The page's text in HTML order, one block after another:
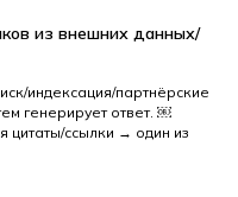
из внешних данных/
индексация/партнёрские
генерирует ответ. ￼
цитаты/ссылки → один из